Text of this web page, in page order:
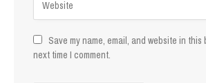
Save my name, email, and website in this
next time I comment.